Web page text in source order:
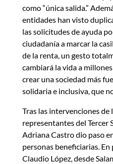
como “única salida.”
entidades han visto
las solicitudes de ayuda
ciudadanía a marcar la
de la renta, un gesto
cambiará la vida a
crear una sociedad más
solidaria e inclusiva, que
Tras las intervenciones de
representantes del Tercer
Adriana Castro dio paso
personas beneficiarias.
Claudio López, desde